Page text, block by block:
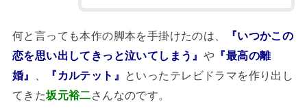
何と言っても本作の脚本を手掛けたのは、
『いつかこの
恋を思い出してきっと泣いてしまう』 や 『最高の離
婚』
『カルテット』
といったテレビドラマを作り出し
てきた坂元裕二 さんなのです。